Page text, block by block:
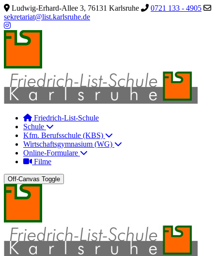
Ludwig-Erhard-Allee 3, 76131 Karlsruhe
0721 133 - 4905
sekretariat@list.karlsruhe.de
Friedrich-List-Schule
Schule
Kfm. Berufsschule (KBS)
Wirtschaftsgymnasium (WG)
Online-Formulare
Filme
Off-Canvas Toggle